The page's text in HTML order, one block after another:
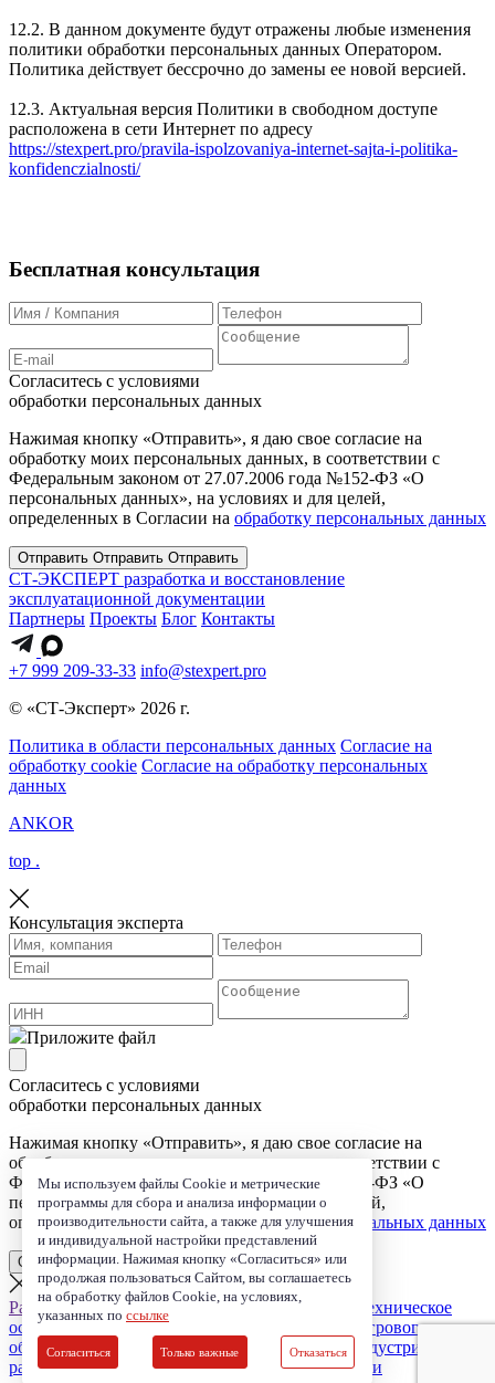
12.2. В данном документе будут отражены любые изменения
политики обработки персональных данных Оператором.
Политика действует бессрочно до замены ее новой версией.
12.3. Актуальная версия Политики в свободном доступе
расположена в сети Интернет по адресу
https://stexpert.pro/pravila-ispolzovaniya-internet-sajta-i-politika-
konfidenczialnosti/
Бесплатная консультация
Согласитесь с условиями
обработки персональных данных
Нажимая кнопку «Отправить», я даю свое согласие на
обработку моих персональных данных, в соответствии с
Федеральным законом от 27.07.2006 года №152-ФЗ «О
персональных данных», на условиях и для целей,
определенных в Согласии на обработку персональных данных
Отправить Отправить Отправить
СТ-ЭКСПЕРТ разработка и восстановление
эксплуатационной документации
Партнеры Проекты Блог Контакты
+7 999 209-33-33 info@stexpert.pro
© «СТ-Эксперт» 2026 г.
Политика в области персональных данных Согласие на
обработку cookie Согласие на обработку персональных
данных
ANKOR
top .
Консультация эксперта
Приложите файл
Согласитесь с условиями
обработки персональных данных
Нажимая кнопку «Отправить», я даю свое согласие на
обработку моих персональных данных, в соответствии с
Федеральным законом от 27.07.2006 года №152-ФЗ «О
персональных данных», на условиях и для целей,
определенных в Согласии наобработку персональных данных
Отправить Отправить Отправить
Разработка эксплуатационной документации
Техническое
освидетельствование аттракционов, детского игрового
оборудования
Юридическое сопровождение индустрии
развлечений Обучение безопасной эксплуатации
Мы используем файлы Cookie и метрические
программы для сбора и анализа информации о
производительности сайта, а также для улучшения
и индивидуальной настройки представлений
информации. Нажимая кнопку «Согласиться» или
продолжая пользоваться Сайтом, вы соглашаетесь
на обработку файлов Cookie, на условиях,
указанных по ссылке
Согласиться Только важные Отказаться